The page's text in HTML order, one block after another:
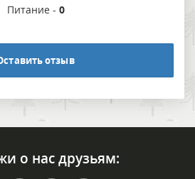
Питание - 0
отзыв
о нас друзьям: